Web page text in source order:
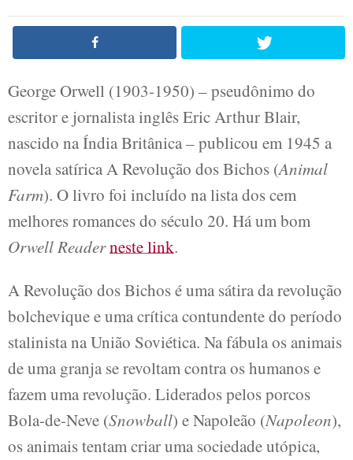
George Orwell (1903-1950) – pseudônimo do
escritor e jornalista inglês Eric Arthur Blair,
nascido na Índia Britânica – publicou em 1945 a
novela satírica A Revolução dos Bichos (Animal
Farm). O livro foi incluído na lista dos cem
melhores romances do século 20. Há um bom
Orwell Readerneste link.
A Revolução dos Bichos é uma sátira da revolução
bolchevique e uma crítica contundente do período
stalinista na União Soviética. Na fábula os animais
de uma granja se revoltam contra os humanos e
fazem uma revolução. Liderados pelos porcos
Bola-de-Neve (Snowball) e Napoleão (Napoleon),
os animais tentam criar uma sociedade utópica,